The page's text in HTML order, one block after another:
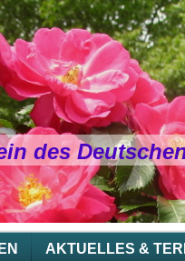
des
AKTUELLES &